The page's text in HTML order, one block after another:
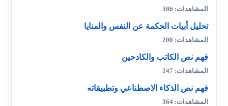
المشاهدات: 586
تحليل أبيات الحكمة عن النفس والمنايا
المشاهدات: 200
فهم نص الكاتب والكادحين
المشاهدات: 247
فهم نص الذكاء الاصطناعي وتطبيقاته
المشاهدات: 364